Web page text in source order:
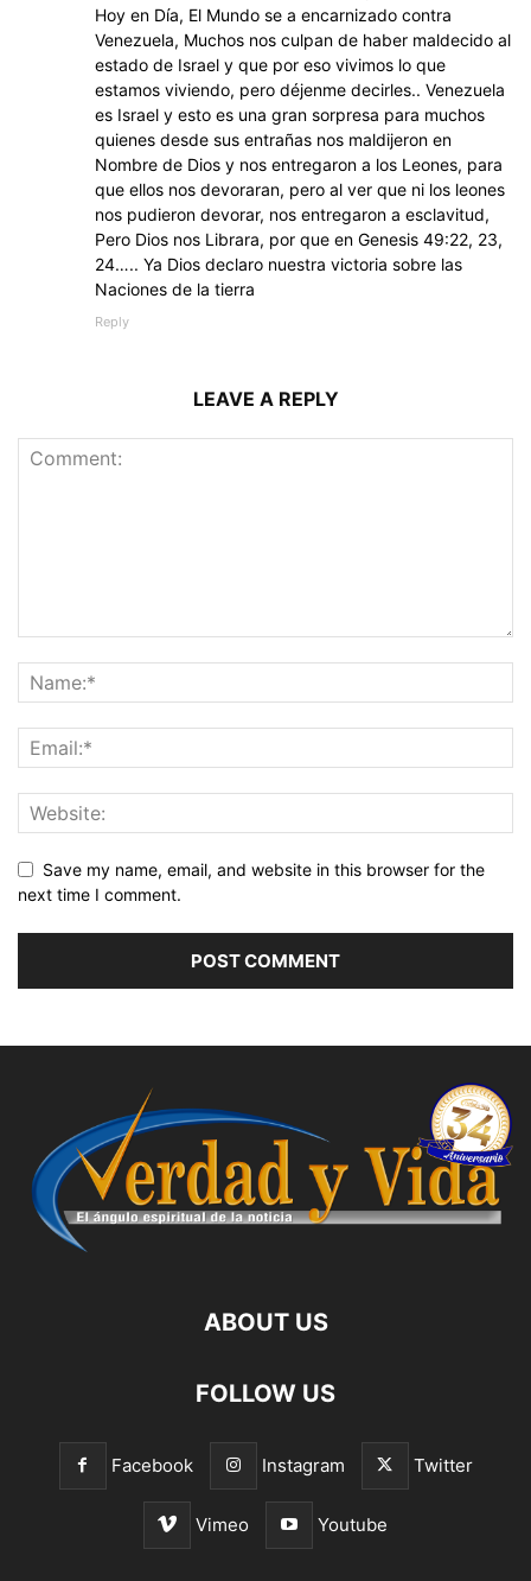
Hoy en Día, El Mundo se a encarnizado contra
Venezuela, Muchos nos culpan de haber maldecido al
estado de Israel y que por eso vivimos lo que
estamos viviendo, pero déjenme decirles.. Venezuela
es Israel y esto es una gran sorpresa para muchos
quienes desde sus entrañas nos maldijeron en
Nombre de Dios y nos entregaron a los Leones, para
que ellos nos devoraran, pero al ver que ni los leones
nos pudieron devorar, nos entregaron a esclavitud,
Pero Dios nos Librara, por que en Genesis 49:22, 23,
24….. Ya Dios declaro nuestra victoria sobre las
Naciones de la tierra
Reply
LEAVE A REPLY
Save my name, email, and website in this browser for the
next time I comment.
ABOUT US
FOLLOW US
Facebook Instagram Twitter
Vimeo Youtube